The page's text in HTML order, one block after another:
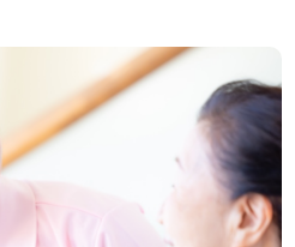
お役に立ちたい、資格/経験を
じながら仕事をしたい』『転
て働きたい』等の方も大歓迎で
ルタントよりご案内します。
いします。
ト求人探しは【ウィルオブ介
に検討の方も遠慮なく＊